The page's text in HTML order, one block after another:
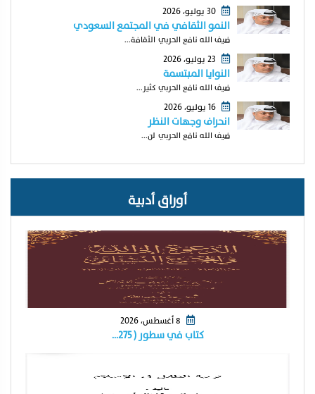
30 يوليو، 2026
النمو الثقافي في المجتمع السعودي
ضيف الله نافع الحربي الثقافة...
النوايا المبتسمة
ضيف الله نافع الحربي كثير...
16 يوليو، 2026
انحراف وجهات النظر
ضيف الله نافع الحربي لن...
أوراق أدبية
كتاب في سطور ( ٢٧٥…